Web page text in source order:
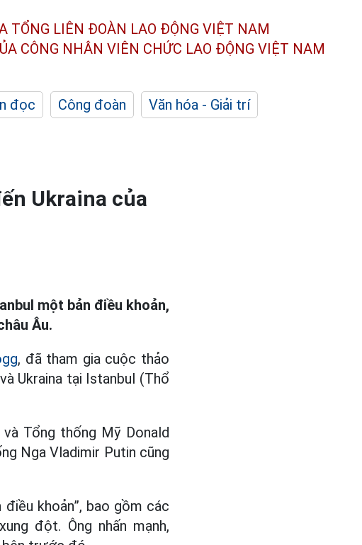
TỔNG LIÊN ĐOÀN LAO ĐỘNG VIỆT NAM
CÔNG NHÂN VIÊN CHỨC LAO ĐỘNG VIỆT NAM
đọc Công đoàn
Văn hóa - Giải trí
Ukraina của
một bản điều khoản,
Âu.
, đã tham gia cuộc thảo
Ukraina tại Istanbul (Thổ
Tổng thống Mỹ Donald
Nga Vladimir Putin cũng
khoản”, bao gồm các
đột. Ông nhấn mạnh,